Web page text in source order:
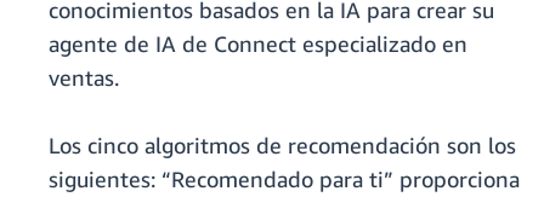
conocimientos basados en la IA para crear su
agente de IA de Connect especializado en
ventas.
Los cinco algoritmos de recomendación son los
siguientes: “Recomendado para ti” proporciona